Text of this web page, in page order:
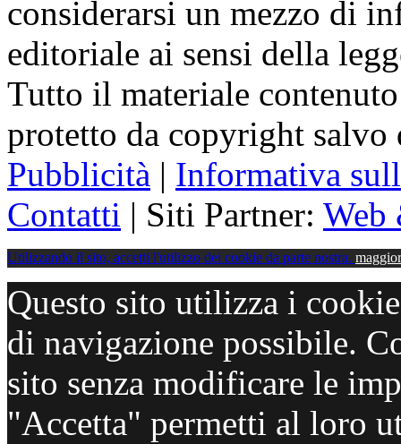
considerarsi un mezzo di
editoriale ai sensi della
Tutto il materiale
protetto da copyright salvo
Pubblicità | Informativa
Contatti | Siti Partner: Web
Utilizzando il sito, accetti l'utilizzo dei cookie da parte nostra.
Questo sito utilizza i
di navigazione possibile.
sito senza modificare le
"Accetta" permetti al loro